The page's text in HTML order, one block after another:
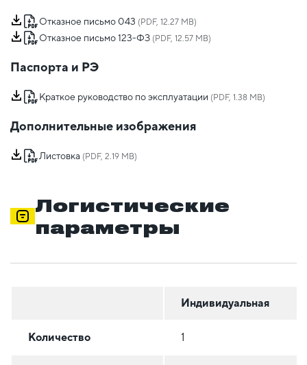
Отказное письмо 043 (PDF, 12.27 MB)
Отказное письмо 123-ФЗ (PDF, 12.57 MB)
Паспорта и РЭ
Краткое руководство по эксплуатации (PDF, 1.38 MB)
Дополнительные изображения
Листовка (PDF, 2.19 MB)
Логистические
параметры
Индивидуальная
Количество 1